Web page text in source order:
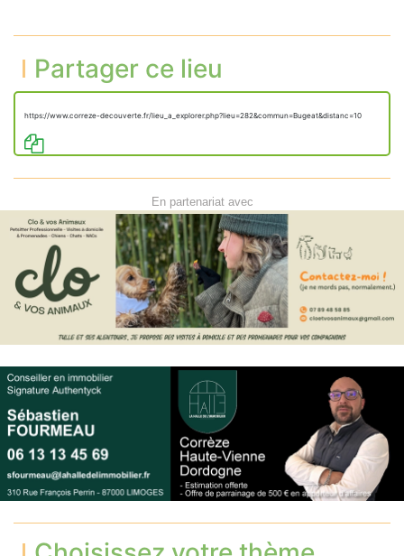
Partager ce lieu
https://www.correze-decouverte.fr/lieu_a_explorer.php?lieu=282&commun=Bugeat&distanc=10
En partenariat avec